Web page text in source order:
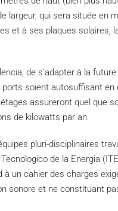
largeur, qui sera située en
et à ses plaques solaires,
de s’adapter à la
ports soient autosuffisant
assureront quel que
de kilowatts par an.
pluri-disciplinaires
de la Energia
un cahier des charges
sonore et ne constituant